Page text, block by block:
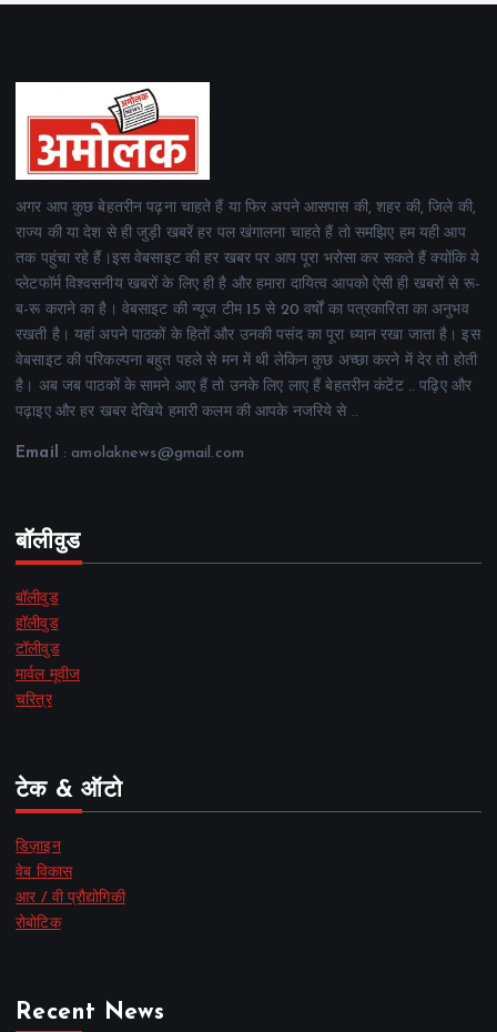
अगर आप कुछ बेहतरीन पढ़ना चाहते हैं या फिर अपने आसपास की, शहर की, जिले की,
राज्य की या देश से ही जुड़ी खबरें हर पल खंगालना चाहते हैं तो समझिए हम यही आप
तक पहुंचा रहे हैं।इस वेबसाइट की हर खबर पर आप पूरा भरोसा कर सकते हैं क्योंकि ये
प्लेटफॉर्म विश्वसनीय खबरों के लिए ही है और हमारा दायित्व आपको ऐसी ही खबरों से रू-
ब-रू कराने का है। वेबसाइट की न्यूज टीम 15 से 20 वर्षों का पत्रकारिता का अनुभव
रखती है। यहां अपने पाठकों के हितों और उनकी पसंद का पूरा ध्यान रखा जाता है। इस
वेबसाइट की परिकल्पना बहुत पहले से मन में थी लेकिन कुछ अच्छा करने में देर तो होती
है। अब जब पाठकों के सामने आए हैं तो उनके लिए लाए हैं बेहतरीन कंटेंट .. पढ़िए और
पढ़ाइए और हर खबर देखिये हमारी कलम की आपके नजरिये से ..
Email : amolaknews@gmail.com
बॉलीवुड
बॉलीवुड
हॉलीवुड
टॉलीवुड
मार्वल मूवीज
चरित्र
टेक & ऑटो
डिज़ाइन
वेब विकास
आर / वी प्रौद्योगिकी
रोबोटिक
Recent News